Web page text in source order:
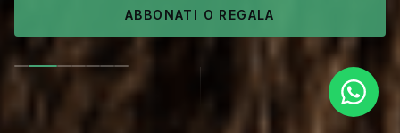
ABBONATI O REGALA